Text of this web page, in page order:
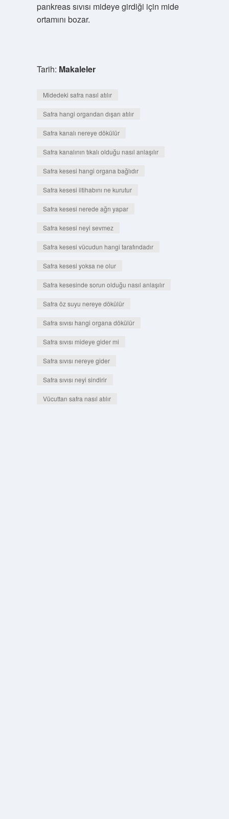
pankreas sıvısı mideye girdiği için mide
ortamını bozar.
Tarih: Makaleler
Midedeki safra nasıl atılır
Safra hangi organdan dışarı atılır
Safra kanalı nereye dökülür
Safra kanalının tıkalı olduğu nasıl anlaşılır
Safra kesesi hangi organa bağlıdır
Safra kesesi iltihabını ne kurutur
Safra kesesi nerede ağrı yapar
Safra kesesi neyi sevmez
Safra kesesi vücudun hangi tarafındadır
Safra kesesi yoksa ne olur
Safra kesesinde sorun olduğu nasıl anlaşılır
Safra öz suyu nereye dökülür
Safra sıvısı hangi organa dökülür
Safra sıvısı mideye gider mi
Safra sıvısı nereye gider
Safra sıvısı neyi sindirir
Vücuttan safra nasıl atılır